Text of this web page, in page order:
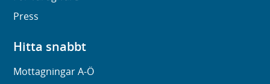
Press
Hitta snabbt
Mottagningar A-Ö